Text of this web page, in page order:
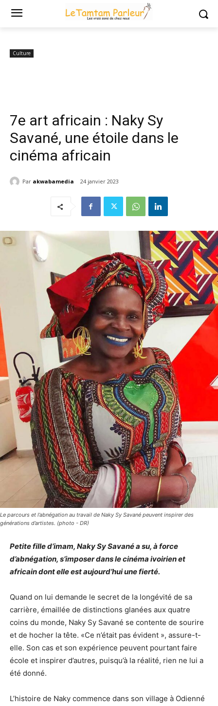
Accueil
7e art africain : Naky Sy Savané, une étoile dans le
Culture
7e art africain : Naky Sy
Savané, une étoile dans le
cinéma africain
Par akwabamedia 24 janvier 2023
Le parcours et l’abnégation au travail de Naky Sy Savané peuvent inspirer des
générations d’artistes. (photo - DR)
Petite fille d’imam, Naky Sy Savané a su, à force
d’abnégation, s’imposer dans le cinéma ivoirien et
africain dont elle est aujourd’hui une fierté.
Quand on lui demande le secret de la longévité de sa
carrière, émaillée de distinctions glanées aux quatre
coins du monde, Naky Sy Savané se contente de sourire
et de hocher la tête. «Ce n’était pas évident », assure-t-
elle. Son cas et son expérience peuvent pourtant faire
école et inspirer d’autres, puisqu’à la réalité, rien ne lui a
été donné.
L’histoire de Naky commence dans son village à Odienné